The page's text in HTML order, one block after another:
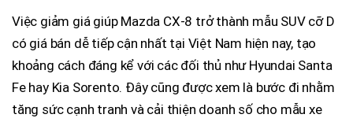
Việc giảm giá giúp Mazda CX-8 trở thành mẫu SUV cỡ D
có giá bán dễ tiếp cận nhất tại Việt Nam hiện nay, tạo
khoảng cách đáng kể với các đối thủ như Hyundai Santa
Fe hay Kia Sorento. Đây cũng được xem là bước đi nhằm
tăng sức cạnh tranh và cải thiện doanh số cho mẫu xe